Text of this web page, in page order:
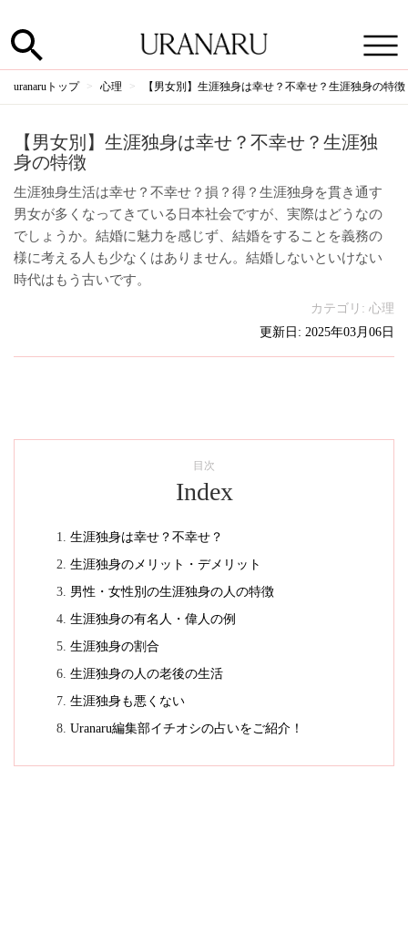
uranaruトップ 心理 【男女別】生涯独身は幸せ？不幸せ？生涯独身の特徴
【男女別】生涯独身は幸せ？不幸せ？生涯独
身の特徴
生涯独身生活は幸せ？不幸せ？損？得？生涯独身を貫き通す
男女が多くなってきている日本社会ですが、実際はどうなの
でしょうか。結婚に魅力を感じず、結婚をすることを義務の
様に考える人も少なくはありません。結婚しないといけない
時代はもう古いです。
カテゴリ: 心理
更新日: 2025年03月06日
目次
Index
生涯独身は幸せ？不幸せ？
生涯独身のメリット・デメリット
男性・女性別の生涯独身の人の特徴
生涯独身の有名人・偉人の例
生涯独身の割合
生涯独身の人の老後の生活
生涯独身も悪くない
Uranaru編集部イチオシの占いをご紹介！